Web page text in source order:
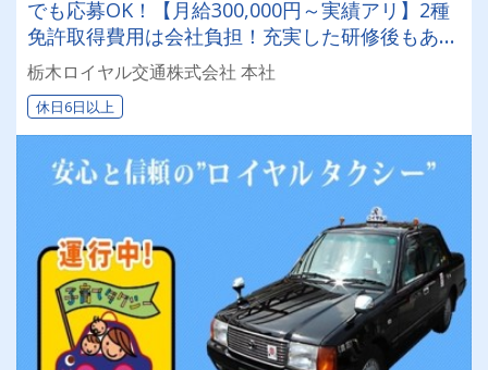
でも応募OK！【月給300,000円～実績アリ】2種
免許取得費用は会社負担！充実した研修後もある
ので安心♪
栃木ロイヤル交通株式会社 本社
休日6日以上